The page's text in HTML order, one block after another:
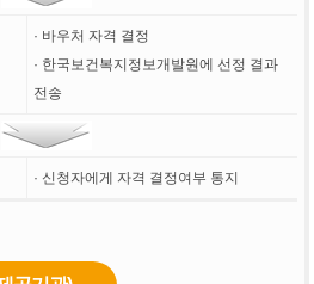
· 바우처 자격 결정
· 한국보건복지정보개발원에 선정 결과
전송
· 신청자에게 자격 결정여부 통지